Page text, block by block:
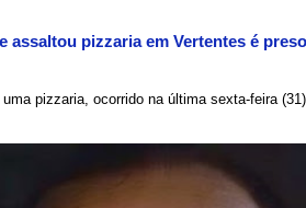
assaltou pizzaria em Vertentes é
pizzaria, ocorrido na última sexta-feira